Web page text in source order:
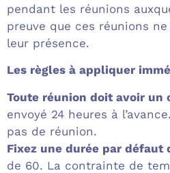
pendant les réunions
preuve que ces réunions
leur présence.
Les règles à appliquer
Toute réunion doit avoir un
envoyé 24 heures à
pas de réunion.
Fixez une durée par défaut
de 60. La contrainte de